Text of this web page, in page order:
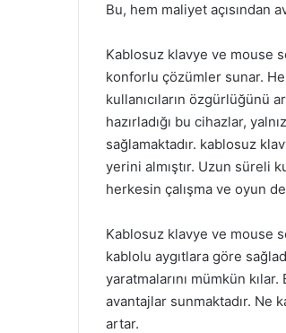
Bu, hem maliyet açısından
Kablosuz klavye ve mouse
konforlu çözümler sunar.
kullanıcıların özgürlüğünü
hazırladığı bu cihazlar,
sağlamaktadır. kablosuz
yerini almıştır. Uzun süreli
herkesin çalışma ve oyun
Kablosuz klavye ve mouse
kablolu aygıtlara göre
yaratmalarını mümkün
avantajlar sunmaktadır. Ne
artar.